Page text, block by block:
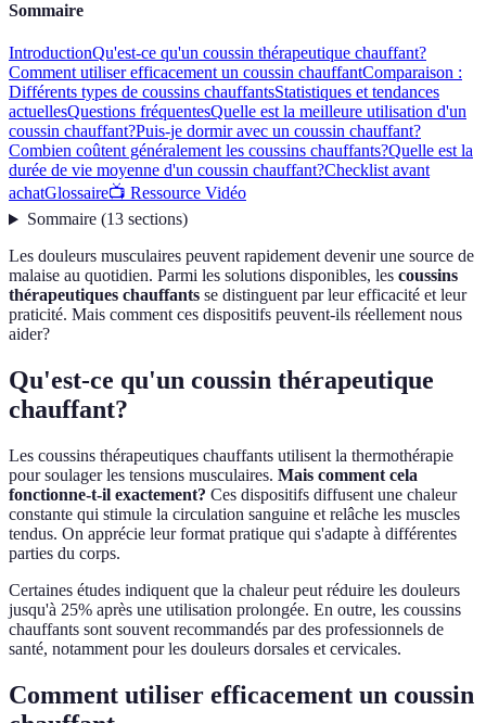
Sommaire
IntroductionQu'est-ce qu'un coussin thérapeutique chauffant?
Comment utiliser efficacement un coussin chauffantComparaison :
Différents types de coussins chauffantsStatistiques et tendances
actuellesQuestions fréquentesQuelle est la meilleure utilisation d'un
coussin chauffant?Puis-je dormir avec un coussin chauffant?
Combien coûtent généralement les coussins chauffants?Quelle est la
durée de vie moyenne d'un coussin chauffant?Checklist avant
achatGlossaire📺 Ressource Vidéo
Sommaire(13 sections)
Les douleurs musculaires peuvent rapidement devenir une source de
malaise au quotidien. Parmi les solutions disponibles, les coussins
thérapeutiques chauffants se distinguent par leur efficacité et leur
praticité. Mais comment ces dispositifs peuvent-ils réellement nous
aider?
Qu'est-ce qu'un coussin thérapeutique
chauffant?
Les coussins thérapeutiques chauffants utilisent la thermothérapie
pour soulager les tensions musculaires. Mais comment cela
fonctionne-t-il exactement? Ces dispositifs diffusent une chaleur
constante qui stimule la circulation sanguine et relâche les muscles
tendus. On apprécie leur format pratique qui s'adapte à différentes
parties du corps.
Certaines études indiquent que la chaleur peut réduire les douleurs
jusqu'à 25% après une utilisation prolongée. En outre, les coussins
chauffants sont souvent recommandés par des professionnels de
santé, notamment pour les douleurs dorsales et cervicales.
Comment utiliser efficacement un coussin